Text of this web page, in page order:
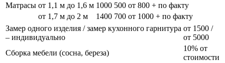
Матрасы от 1,1 м до 1,6 м 1000 500 от 800 + по факту
от 1,7 м до 2 м
1400 700 от 1000 + по факту
Замер одного изделия / замер кухонного гарнитура
– индивидуально
от 1500 /
от 5000
Сборка мебели (сосна, береза)
10% от
стоимости